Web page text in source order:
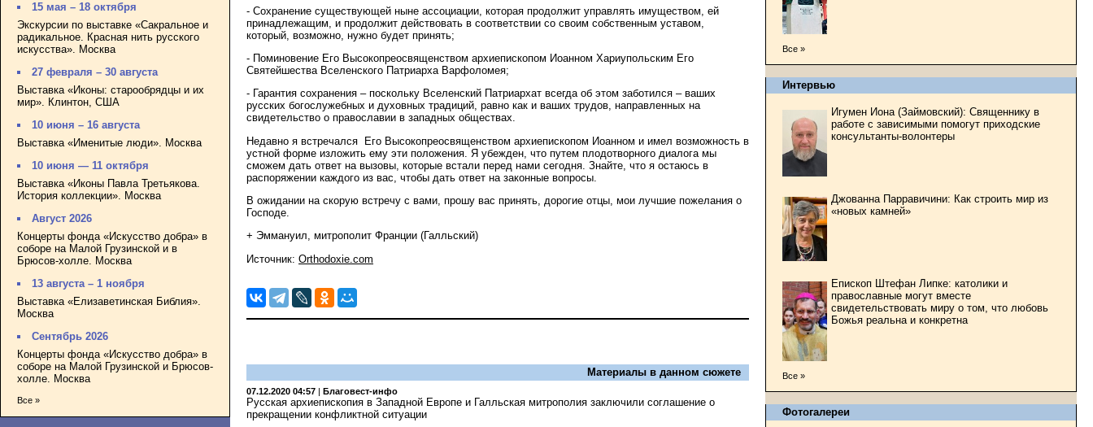
15 мая – 18 октября
Экскурсии по выставке «Сакральное и
радикальное. Красная нить русского
искусства». Москва
27 февраля – 30 августа
Выставка «Иконы: старообрядцы и их
мир». Клинтон, США
10 июня – 16 августа
Выставка «Именитые люди». Москва
10 июня — 11 октября
Выставка «Иконы Павла Третьякова.
История коллекции». Москва
Август 2026
Концерты фонда «Искусство добра» в
соборе на Малой Грузинской и в
Брюсов-холле. Москва
13 августа – 1 ноября
Выставка «Елизаветинская Библия».
Москва
Сентябрь 2026
Концерты фонда «Искусство добра» в
соборе на Малой Грузинской и Брюсов-
холле. Москва
Все »
- Сохранение существующей ныне ассоциации, которая продолжит управлять имуществом, ей
принадлежащим, и продолжит действовать в соответствии со своим собственным уставом,
который, возможно, нужно будет принять;
- Поминовение Его Высокопреосвященством архиепископом Иоанном Хариупольским Его
Святейшества Вселенского Патриарха Варфоломея;
- Гарантия сохранения – поскольку Вселенский Патриархат всегда об этом заботился – ваших
русских богослужебных и духовных традиций, равно как и ваших трудов, направленных на
свидетельство о православии в западных обществах.
Недавно я встречался Его Высокопреосвященством архиепископом Иоанном и имел возможность в
устной форме изложить ему эти положения. Я убежден, что путем плодотворного диалога мы
сможем дать ответ на вызовы, которые встали перед нами сегодня. Знайте, что я остаюсь в
распоряжении каждого из вас, чтобы дать ответ на законные вопросы.
В ожидании на скорую встречу с вами, прошу вас принять, дорогие отцы, мои лучшие пожелания о
Господе.
+ Эммануил, митрополит Франции (Галльский)
Источник: Orthodoxie.com
Материалы в данном сюжете
07.12.2020 04:57 | Благовест-инфо
Русская архиепископия в Западной Европе и Галльская митрополия заключили соглашение о
прекращении конфликтной ситуации
Все »
Интервью
Игумен Иона (Займовский): Священнику в
работе с зависимыми помогут приходские
консультанты-волонтеры
Джованна Парравичини: Как строить мир из
«новых камней»
Епископ Штефан Липке: католики и
православные могут вместе
свидетельствовать миру о том, что любовь
Божья реальна и конкретна
Все »
Фотогалереи